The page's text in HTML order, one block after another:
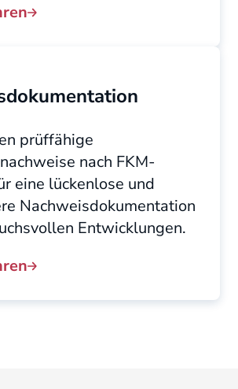
prüffähige
nach FKM-
eine lückenlose und
Nachweisdokumentation
Entwicklungen.